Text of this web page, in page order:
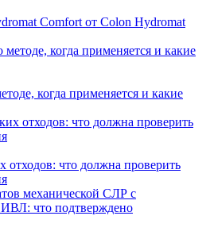
Comfort от Colon Hydromat
когда применяется и какие
отходов: что должна проверить